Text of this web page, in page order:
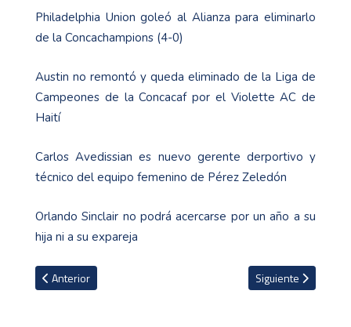
Philadelphia Union goleó al Alianza para eliminarlo
de la Concachampions (4-0)
Austin no remontó y queda eliminado de la Liga de
Campeones de la Concacaf por el Violette AC de
Haití
Carlos Avedissian es nuevo gerente derportivo y
técnico del equipo femenino de Pérez Zeledón
Orlando Sinclair no podrá acercarse por un año a su
hija ni a su expareja
Artículo anterior: Saprissa vence a Alajuelense y es aún más líder
Anterior Artículo siguiente:
Siguiente